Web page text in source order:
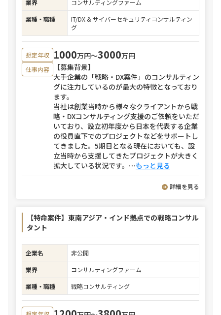
業界
コンサルティングファーム
業種・職種
IT/DX & サイバーセキュリティコンサルティン
グ
想定年収 1000万円〜3000万円
仕事内容
【募集背景】
大手企業の「戦略・DX案件」のコンサルティン
グに注力しているのが最大の特徴となっており
ます。
当社は創業当時から様々なクライアントから戦
略・DXコンサルティング支援のご依頼をいただ
いており、設立初年度から日本を代表する企業
の役員直下でのプロジェクトなどをサポートし
てきました。5期目となる現在においても、設
立当時から支援してきたプロジェクトが大きく
拡大している状況です。 ⋯もっと見る
詳細を見る
【特命案件】東南アジア・インド拠点での戦略コンサル
タント
企業名
非公開
業界
コンサルティングファーム
業種・職種
戦略コンサルティング